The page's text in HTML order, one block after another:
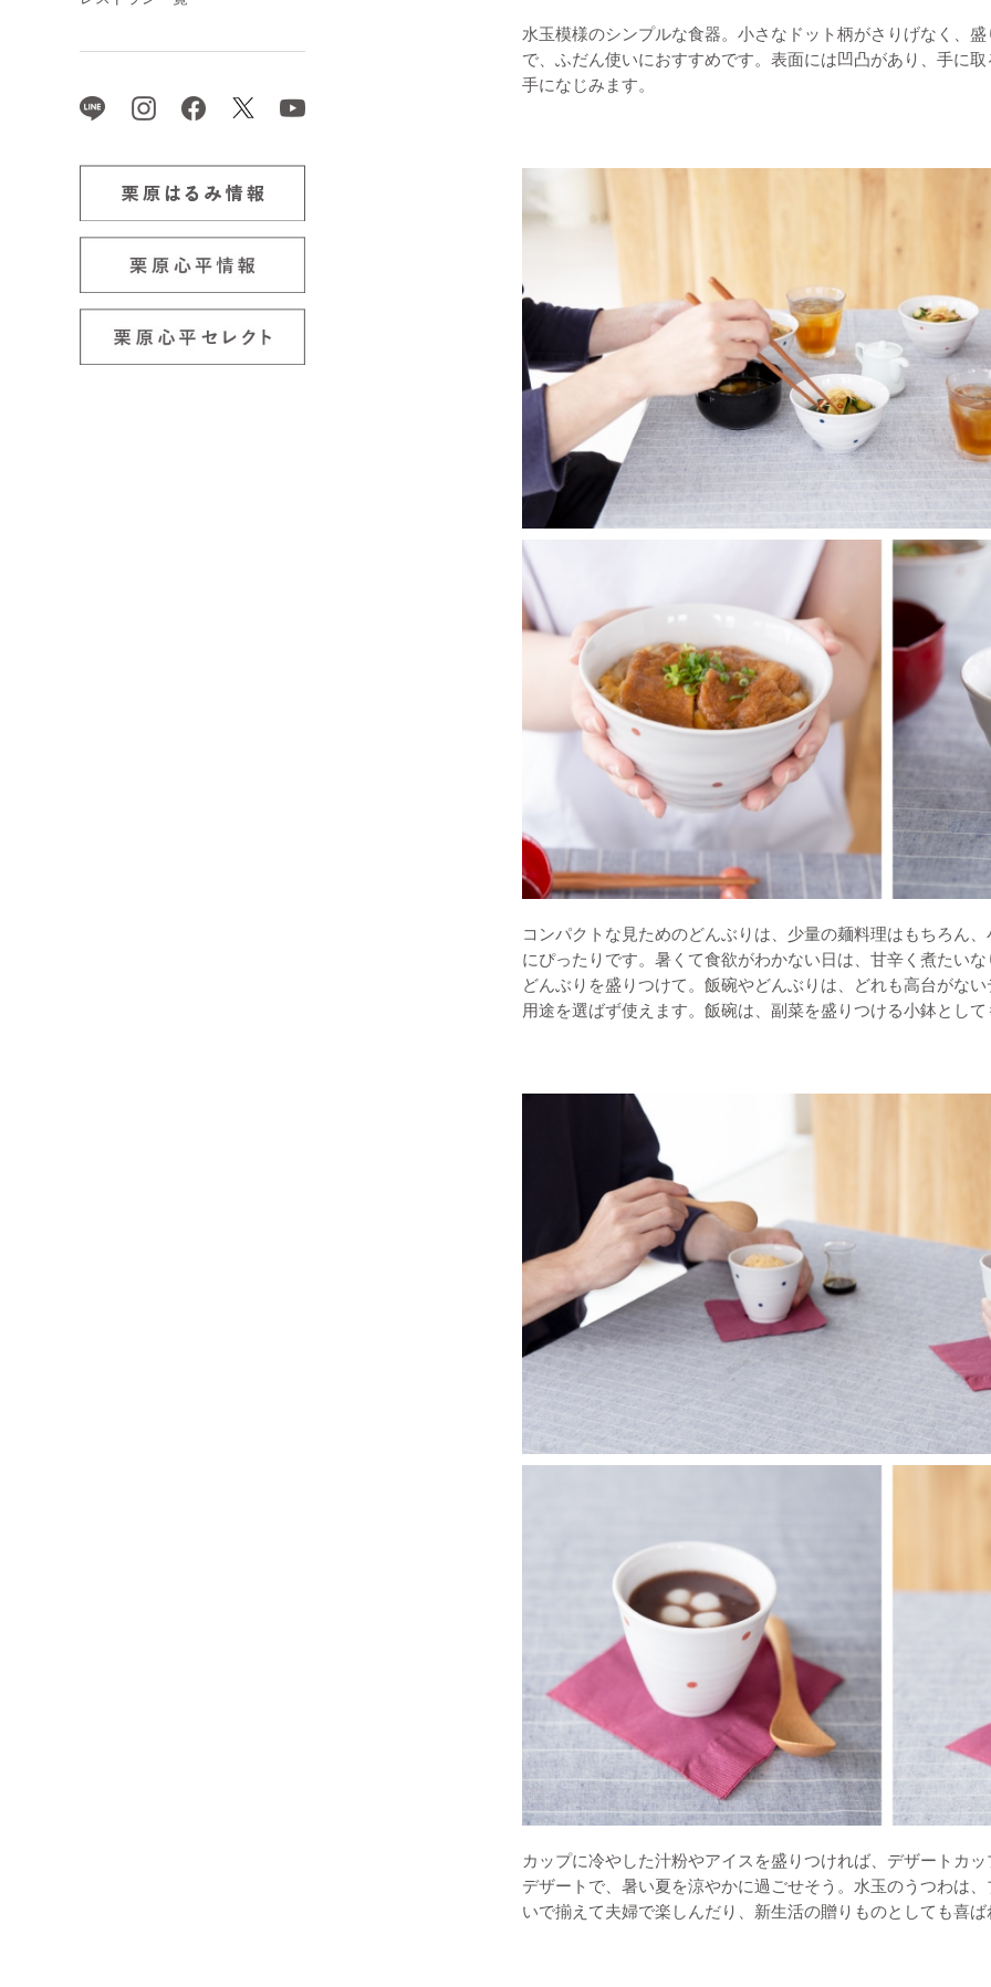
水玉模様のシンプルな食器。小さなドット柄がさりげなく、
で、ふだん使いにおすすめです。表面には凹凸があり、手に
手になじみます。
コンパクトな見ためのどんぶりは、少量の麺料理はもちろん
にぴったりです。暑くて食欲がわかない日は、甘辛く煮たい
どんぶりを盛りつけて。飯碗やどんぶりは、どれも高台がな
用途を選ばず使えます。飯碗は、副菜を盛りつける小鉢とし
カップに冷やした汁粉やアイスを盛りつければ、デザートカ
デザートで、暑い夏を涼やかに過ごせそう。水玉のうつわは
いで揃えて夫婦で楽しんだり、新生活の贈りものとしても喜